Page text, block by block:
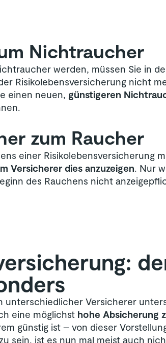
Nichtraucher
werden, müssen Sie in
Risikolebensversicherung nicht
einen neuen, günstigeren
zum Raucher
einer Risikolebensversicherung
Versicherer dies anzuzeigen. Nur
des Rauchens nicht
unterschiedlicher Versicherer
eine möglichst hohe Absicherung
günstig ist – von dieser
sein, ist es nun mal meist auch